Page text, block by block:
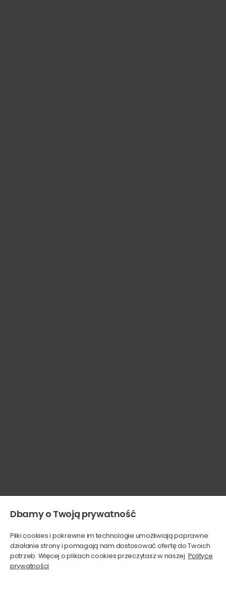
Dbamy o Twoją prywatność
Pliki cookies i pokrewne im technologie umożliwiają poprawne
działanie strony i pomagają nam dostosować ofertę do Twoich
potrzeb. Więcej o plikach cookies przeczytasz w naszej Polityce
prywatności